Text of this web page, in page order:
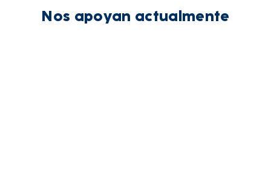
Nos apoyan actualmente